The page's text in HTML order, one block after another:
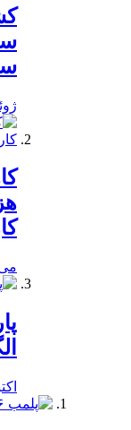
ژوئن
می 14,
اکتبر